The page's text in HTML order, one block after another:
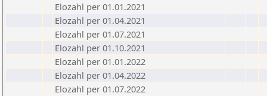
Elozahl per 01.01.2021
Elozahl per 01.04.2021
Elozahl per 01.07.2021
Elozahl per 01.10.2021
Elozahl per 01.01.2022
Elozahl per 01.04.2022
Elozahl per 01.07.2022